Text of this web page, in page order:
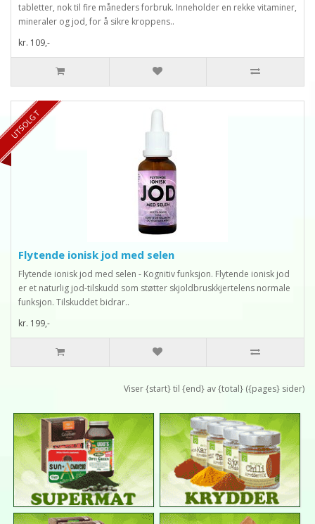
tabletter, nok til fire måneders forbruk. Inneholder en rekke vitaminer,
mineraler og jod, for å sikre kroppens..
kr. 109,-
UTSOLGT
Flytende ionisk jod med selen
Flytende ionisk jod med selen - Kognitiv funksjon. Flytende ionisk jod
er et naturlig jod-tilskudd som støtter skjoldbruskkjertelens normale
funksjon. Tilskuddet bidrar..
kr. 199,-
Viser {start} til {end} av {total} ({pages} sider)